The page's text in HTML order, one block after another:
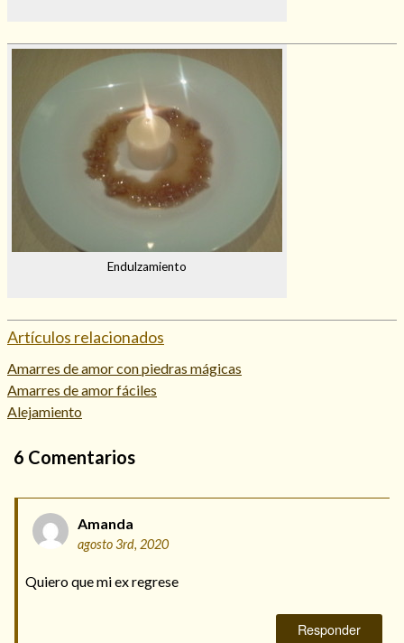
Endulzamiento
Artículos relacionados
Amarres de amor con piedras mágicas
Amarres de amor fáciles
Alejamiento
6 Comentarios
Amanda
agosto 3rd, 2020
Quiero que mi ex regrese
Responder